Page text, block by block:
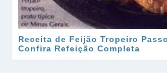
Receita de Feijão Tropeiro
Confira Refeição Completa